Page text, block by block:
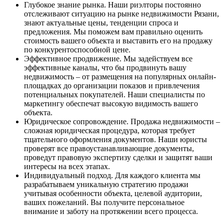
Глубокое знание рынка. Наши риэлторы постоянно
отслеживают ситуацию на рынке недвижимости Рязани,
знают актуальные цены, тенденции спроса и
предложения. Мы поможем вам правильно оценить
стоимость вашего объекта и выставить его на продажу
по конкурентоспособной цене.
Эффективное продвижение. Мы задействуем все
эффективные каналы, что бы продвинуть вашу
недвижимость – от размещения на популярных онлайн-
площадках до организации показов и привлечения
потенциальных покупателей. Наши специалисты по
маркетингу обеспечат высокую видимость вашего
объекта.
Юридическое сопровождение. Продажа недвижимости –
сложная юридическая процедура, которая требует
тщательного оформления документов. Наши юристы
проверят все правоустанавливающие документы,
проведут правовую экспертизу сделки и защитят ваши
интересы на всех этапах.
Индивидуальный подход. Для каждого клиента мы
разрабатываем уникальную стратегию продажи
учитывая особенности объекта, целевой аудитории,
ваших пожеланий. Вы получите персональное
внимание и заботу на протяжении всего процесса.